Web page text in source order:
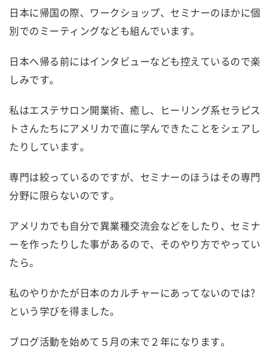
日本に帰国の際、ワークショップ、セミナーのほかに個
別でのミーティングなども組んでいます。
日本へ帰る前にはインタビューなども控えているので楽
しみです。
私はエステサロン開業術、癒し、ヒーリング系セラピス
トさんたちにアメリカで直に学んできたことをシェアし
たりしています。
専門は絞っているのですが、セミナーのほうはその専門
分野に限らないのです。
アメリカでも自分で異業種交流会などをしたり、セミナ
ーを作ったりした事があるので、そのやり方でやってい
たら。
私のやりかたが日本のカルチャーにあってないのでは?
という学びを得ました。
ブログ活動を始めて５月の末で２年になります。